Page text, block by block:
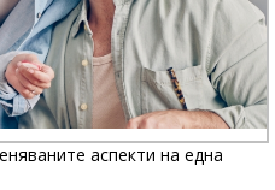
аспекти на една